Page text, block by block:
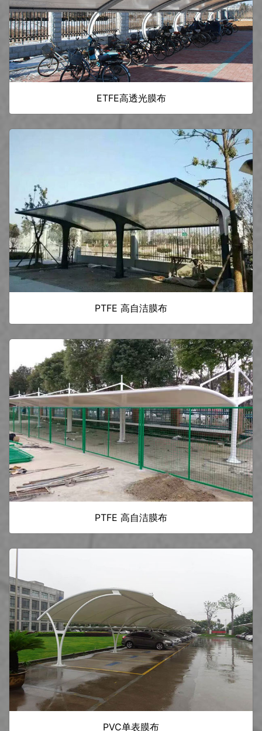
ETFE高透光膜布
PTFE 高自洁膜布
PTFE 高自洁膜布
PVC单表膜布